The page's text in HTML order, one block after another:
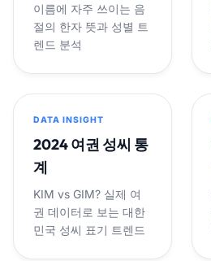
이름에 자주 쓰이는 음
절의 한자 뜻과 성별 트
렌드 분석
DATA INSIGHT
2024 여권 성씨 통
계
KIM vs GIM? 실제 여
권 데이터로 보는 대한
민국 성씨 표기 트렌드